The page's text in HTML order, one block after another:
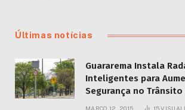
Últimas notícias
Guararema Instala
Inteligentes para
Segurança no Trânsito
MARÇO 12, 2015 15